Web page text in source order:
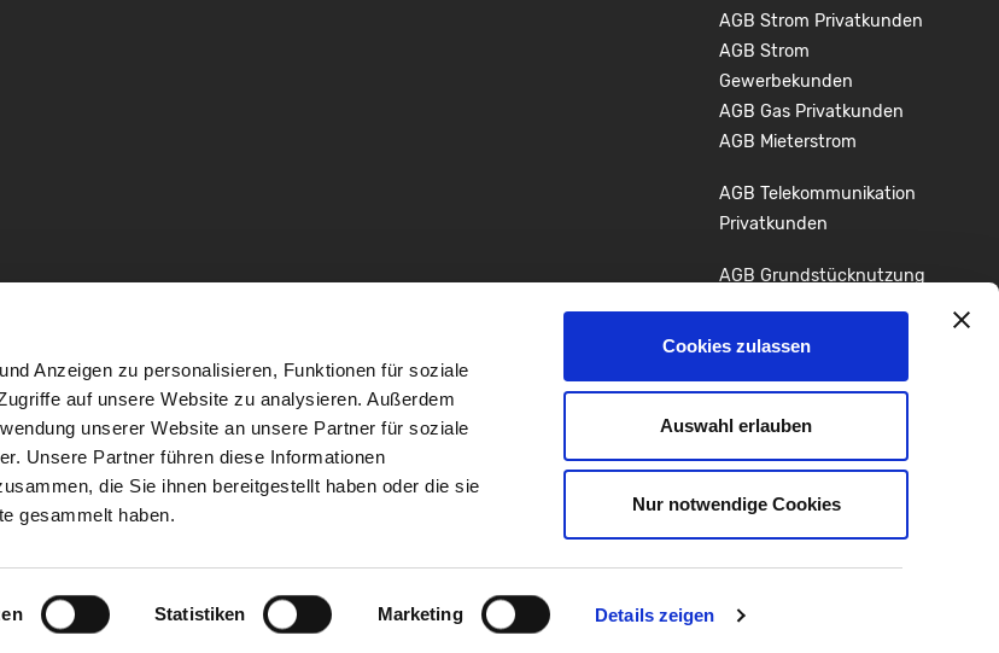
Anzeigen zu personalisieren, Funktionen für soziale
auf unsere Website zu analysieren. Außerdem
unserer Website an unsere Partner für soziale
Unsere Partner führen diese Informationen
die Sie ihnen bereitgestellt haben oder die sie
gesammelt haben.
Statistiken Marketing Details zeigen
Cookies zulassen
Auswahl erlauben
Nur notwendige Cookies
AGB Strom Privatkunden
AGB Strom
Gewerbekunden
AGB Gas Privatkunden
AGB Mieterstrom
AGB Telekommunikation
Privatkunden
AGB Grundstücknutzung
Glasfaserausbau
Youtube
© Stadtwerke Schweinfurt GmbH